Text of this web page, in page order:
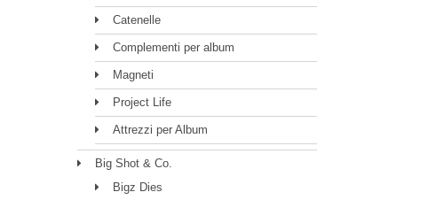
Catenelle
Complementi per album
Magneti
Project Life
Attrezzi per Album
Big Shot & Co.
Bigz Dies